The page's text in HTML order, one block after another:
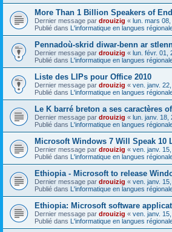
More Than 1 Billion Speakers of
Dernier message par drouizig « lun. mars
Publié dans L'informatique en langues
Pennadoù-skrid diwar-benn ar
Dernier message par drouizig « lun. févr. 01,
Publié dans L'informatique en langues
Liste des LIPs pour Office 2010
Dernier message par drouizig « ven. janv.
Publié dans L'informatique en langues
Le K barré breton a ses caractères
Dernier message par drouizig « lun. janv. 18,
Publié dans L'informatique en langues
Microsoft Windows 7 Will Speak 10
Dernier message par drouizig « ven. janv.
Publié dans L'informatique en langues
Ethiopia - Microsoft to release
Dernier message par drouizig « ven. janv.
Publié dans L'informatique en langues
Ethiopia: Microsoft software
Dernier message par drouizig « ven. janv.
Publié dans L'informatique en langues